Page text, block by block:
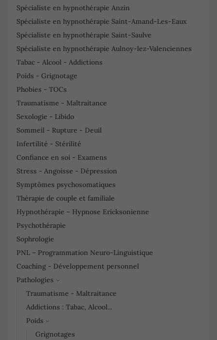
Spécialiste en hypnothérapie Anzin
Spécialiste en hypnothérapie Saint-Amand-Les-Eaux
Spécialiste en hypnothérapie Saint-Saulve
Spécialiste en hypnothérapie Aulnoy-lez-Valenciennes
Tabac - Alcool - Addictions
Poids - Grignotage
Phobies - TOCs
Traumatisme - Maltraitance
Sexologie - Libido
Sommeil - Rupture - Deuil
Infertilité - Stérilité
Confiance en soi - Examens
Stress - Angoisse - Dépression
Symptômes psychosomatiques
Thérapie de couple et familiale
Hypnothérapie – Hypnose Ericksonienne
Psychothérapie
Sophrologie
PNL – Programmation Neuro-Linguistique
Coaching - Développement personnel
Pathologies
Traumatisme - Maltraitance
Addictions : Tabac, Alcool...
Poids
Grignotages